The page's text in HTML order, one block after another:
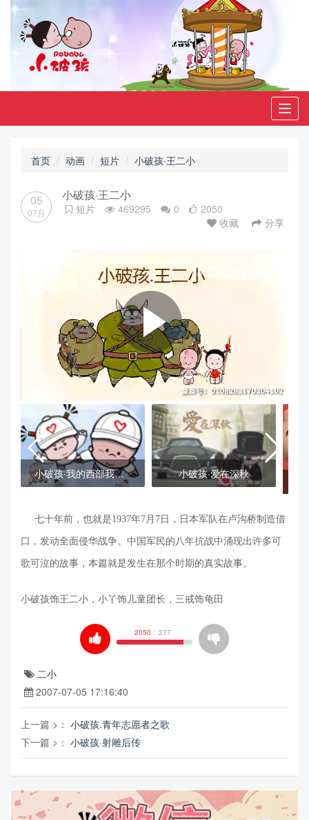
首页 动画 短片 小破孩·王二小
05
07月
小破孩·王二小
短片 469295 0
2050
收藏
分享
小破孩·我的西部我做主 小破孩·爱在深秋
七十年前，也就是1937年7月7日，日本军队在卢沟桥制造借
口，发动全面侵华战争。中国军民的八年抗战中涌现出许多可
歌可泣的故事，本篇就是发生在那个时期的真实故事。
小破孩饰王二小，小丫饰儿童团长，三戒饰龟田
2050 : 277
二小
2007-07-05 17:16:40
上一篇 >： 小破孩.青年志愿者之歌
下一篇 >： 小破孩·射雕后传